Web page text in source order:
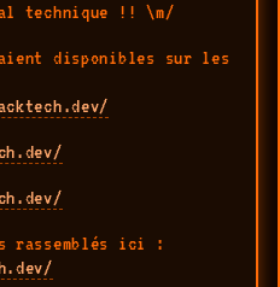
technique !! \m/
disponibles sur les
rassemblés ici :